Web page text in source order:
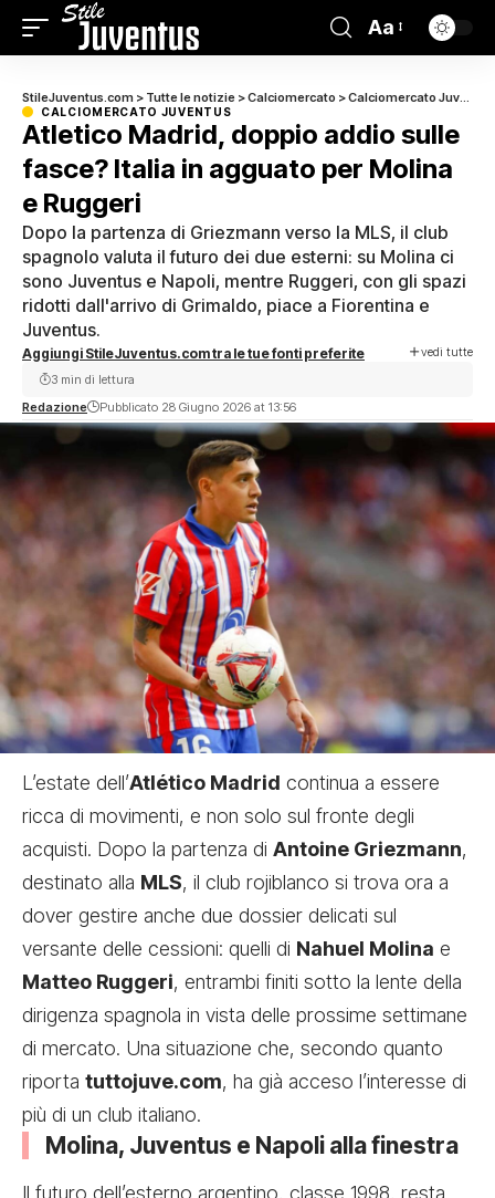
Aa
StileJuventus.com > Tutte le notizie >Calciomercato >Calciomercato Juventus
CALCIOMERCATO JUVENTUS
Atletico Madrid, doppio addio sulle
fasce? Italia in agguato per Molina
e Ruggeri
Dopo la partenza di Griezmann verso la MLS, il club
spagnolo valuta il futuro dei due esterni: su Molina ci
sono Juventus e Napoli, mentre Ruggeri, con gli spazi
ridotti dall'arrivo di Grimaldo, piace a Fiorentina e
Juventus.
Aggiungi StileJuventus.com tra le tue fonti preferite vedi tutte
Redazione Pubblicato 28 Giugno 2026 at 13:56
3 min di lettura
L’estate dell’Atlético Madrid continua a essere
ricca di movimenti, e non solo sul fronte degli
acquisti. Dopo la partenza di Antoine Griezmann,
destinato alla MLS, il club rojiblanco si trova ora a
dover gestire anche due dossier delicati sul
versante delle cessioni: quelli di Nahuel Molina e
Matteo Ruggeri, entrambi finiti sotto la lente della
dirigenza spagnola in vista delle prossime settimane
di mercato. Una situazione che, secondo quanto
riporta tuttojuve.com, ha già acceso l’interesse di
più di un club italiano.
Molina, Juventus e Napoli alla finestra
Il futuro dell’esterno argentino, classe 1998, resta